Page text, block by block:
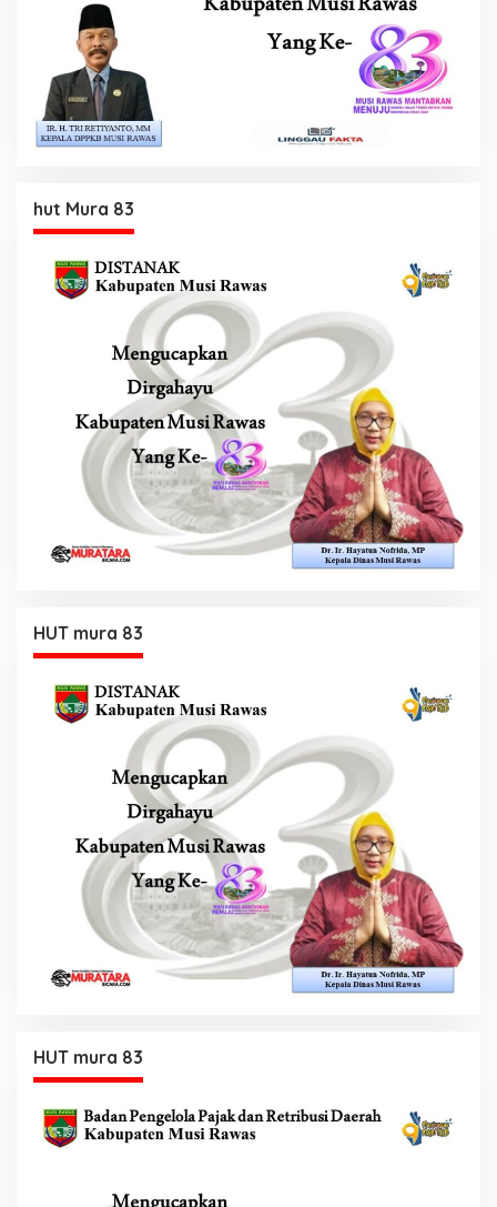
hut Mura 83
HUT mura 83
HUT mura 83